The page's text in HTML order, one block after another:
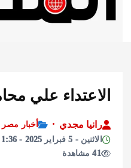
علي محامي
مجدي
أخبار مصر